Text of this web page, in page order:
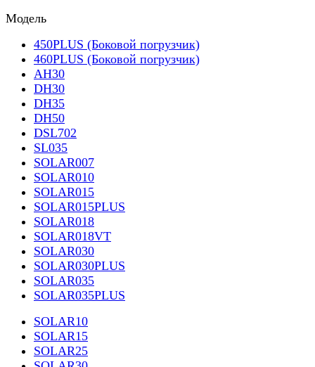
Модель
450PLUS (Боковой погрузчик)
460PLUS (Боковой погрузчик)
AH30
DH30
DH35
DH50
DSL702
SL035
SOLAR007
SOLAR010
SOLAR015
SOLAR015PLUS
SOLAR018
SOLAR018VT
SOLAR030
SOLAR030PLUS
SOLAR035
SOLAR035PLUS
SOLAR10
SOLAR15
SOLAR25